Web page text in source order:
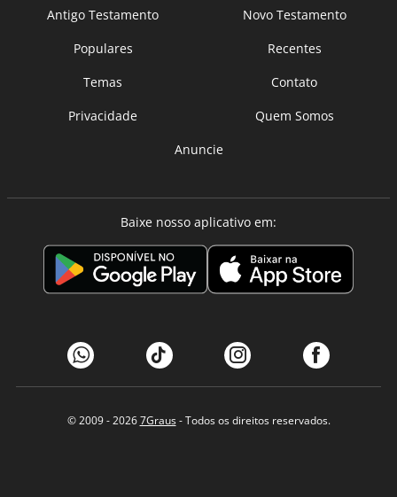
Antigo Testamento
Novo Testamento
Populares
Recentes
Temas
Contato
Privacidade
Quem Somos
Anuncie
Baixe nosso aplicativo em:
© 2009 - 20267Graus- Todos os direitos reservados.